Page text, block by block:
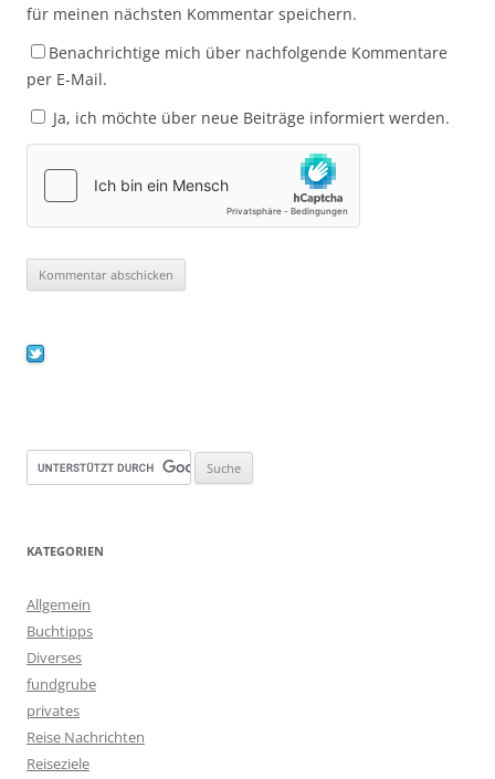
für meinen nächsten Kommentar speichern.
Benachrichtige mich über nachfolgende Kommentare
per E-Mail.
Ja, ich möchte über neue Beiträge informiert werden.
KATEGORIEN
Allgemein
Buchtipps
Diverses
fundgrube
privates
Reise Nachrichten
Reiseziele